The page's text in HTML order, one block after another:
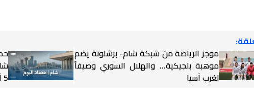
موجز الرياضة من شبكة شام- برشلونة يضم
موهبة بلجيكية... والهلال السوري وصيفاً
لغرب آسيا
5 آب 2026